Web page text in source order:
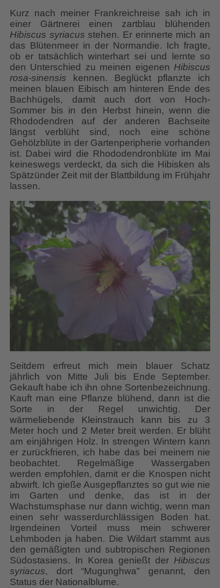
Kurz nach meiner Frankreichreise sah ich in
einer Gärtnerei einen zartblau blühenden
Hibiscus syriacus stehen. Er erinnerte mich an
das Blütenmeer in der Normandie. Ich fragte,
ob er tatsächlich winterhart sei und lernte so
den Unterschied zu meinen eigenen Hibiscus
rosa-sinensis kennen. Beglückt pflanzte ich
meinen blauen Eibisch am hinteren Ende des
Bachhügels, damit auch dort von Hoch-
Sommer bis in den Herbst hinein, wenn die
Rhododendren auf der anderen Bachseite
längst verblüht sind, noch eine schöne
Gehölzblüte in der Gartenperipherie vorhanden
ist. Dabei wird die Rhododendronblüte im Mai
keineswegs verdeckt, da sich die Hibisken als
Spätzünder Zeit mit der Blattbildung im Frühjahr
lassen.
Seitdem erfreut mich mein blauer Schatz
jährlich von Mitte Juli bis Ende September.
Gekauft habe ich ihn ohne Sortenbezeichnung.
Kauft man eine Pflanze blühend, dann ist die
Sorte in der Regel unwichtig. Der
wärmeliebende Kleinstrauch kann bis zu 3
Meter hoch und 2 Meter breit werden. Er blüht
am einjährigen Holz. In strengen Wintern kann
er zurückfrieren, ich habe das bei meinem nie
beobachtet. Regelmäßige Wassergaben
werden empfohlen, damit er die Knospen nicht
abwirft. Ich gieße Ausgepflanztes so gut wie nie
im Garten und denke, das ist in der
Wachstumsphase nur dann wichtig, wenn man
einen sehr wasserdurchlässigen Boden hat.
Irgendeinen Vorteil muss mein schwerer
Lehmboden ja haben. Die Wildart stammt aus
den gemäßigten und subtropischen Regionen
Südostasiens. In Korea genießt der Hibiscus
syriacus, dort “Mugunghwa” genannt, den
Status der Nationalblume.